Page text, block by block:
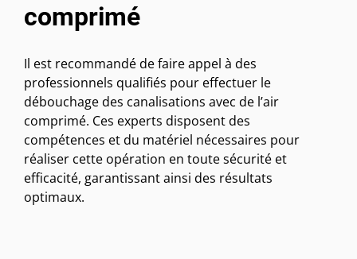
comprimé
Il est recommandé de faire appel à des
professionnels qualifiés pour effectuer le
débouchage des canalisations avec de l’air
comprimé. Ces experts disposent des
compétences et du matériel nécessaires pour
réaliser cette opération en toute sécurité et
efficacité, garantissant ainsi des résultats
optimaux.